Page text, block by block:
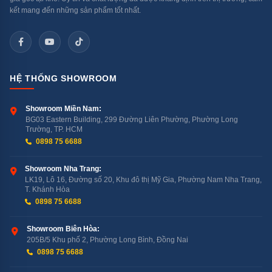
Không chỉ thế, việc sắp xếp vật dụng một cách khoa
ngóc ngách của vật dụng, giúp làm sạch hiệu quả hơn.
Hệ thống giỏ chứa MaxFlex Pro linh hoạt và tiện lợi giúp tối ưu
kết mang đến những sản phẩm tốt nhất.
HỆ THỐNG SHOWROOM
Showroom Miền Nam:
BG03 Eastern Building, 299 Đường Liên Phường, Phường Long
Trường, TP. HCM
0898 75 6688
Showroom Nha Trang:
LK19, Lô 16, Đường số 20, Khu đô thị Mỹ Gia, Phường Nam Nha Trang,
T. Khánh Hòa
0898 75 6688
Showroom Biên Hòa:
205B/5 Khu phố 2, Phường Long Bình, Đồng Nai
0898 75 6688